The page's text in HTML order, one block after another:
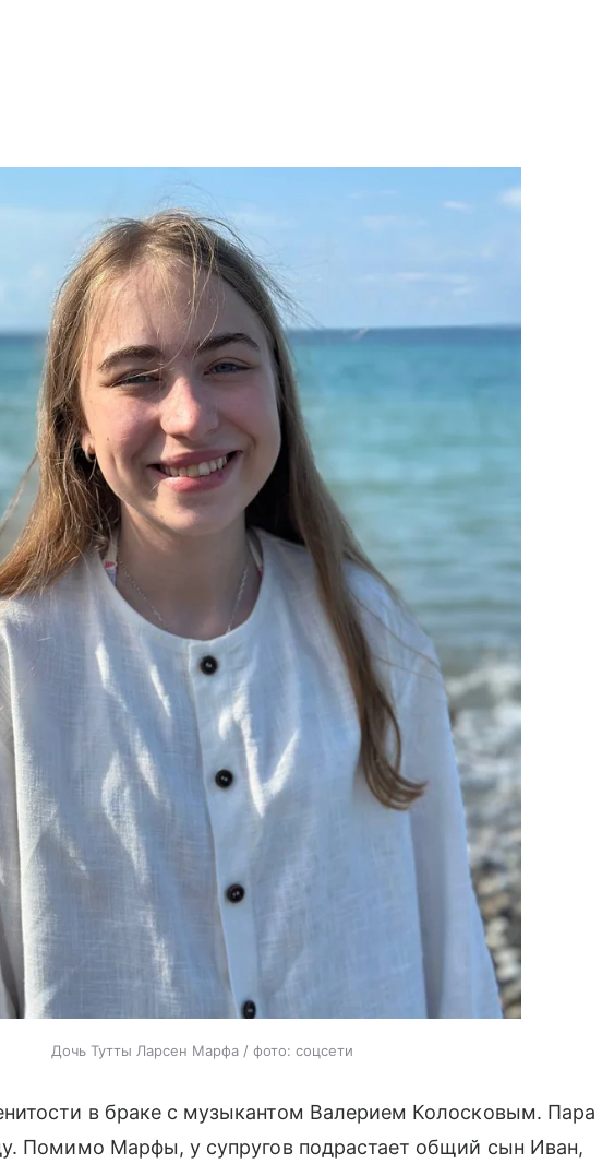
Дочь Тутты Ларсен Марфа / фото: соцсети
в браке с музыкантом Валерием Колосковым. Пара
Помимо Марфы, у супругов подрастает общий сын Иван,